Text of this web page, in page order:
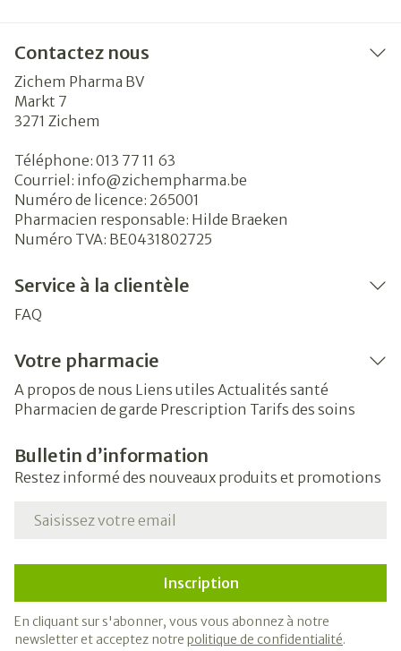
Contactez nous
Zichem Pharma BV
Markt 7
3271 Zichem
Téléphone: 013 77 11 63
Courriel: info@zichempharma.be
Numéro de licence: 265001
Pharmacien responsable: Hilde Braeken
Numéro TVA: BE0431802725
Service à la clientèle
FAQ
Votre pharmacie
A propos de nous Liens utiles Actualités santé
Pharmacien de garde Prescription Tarifs des soins
Bulletin d’information
Restez informé des nouveaux produits et promotions
Adresse mail
Inscription
En cliquant sur s'abonner, vous vous abonnez à notre
newsletter et acceptez notre politique de confidentialité.